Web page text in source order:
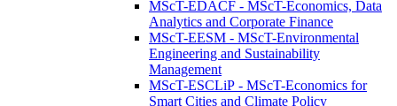
MScT-EDACF - MScT-Economics, Data
Analytics and Corporate Finance
MScT-EESM - MScT-Environmental
Engineering and Sustainability
Management
MScT-ESCLiP - MScT-Economics for
Smart Cities and Climate Policy